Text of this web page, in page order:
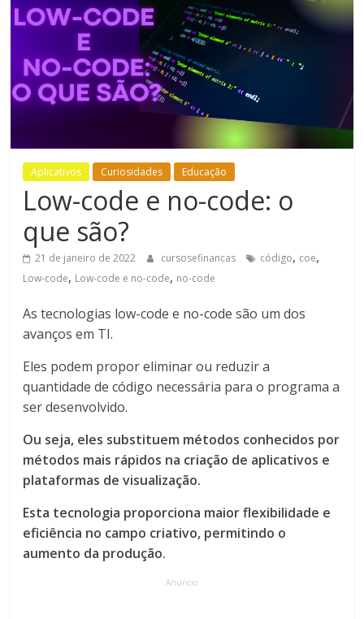
Estar
Aplicativos Curiosidades Educação
Low-code e no-code: o
que são?
21 de janeiro de 2022 cursosefinancas código, coe,
Low-code, Low-code e no-code, no-code
As tecnologias low-code e no-code são um dos
avanços em TI.
Eles podem propor eliminar ou reduzir a
quantidade de código necessária para o programa a
ser desenvolvido.
Ou seja, eles substituem métodos conhecidos por
métodos mais rápidos na criação de aplicativos e
plataformas de visualização.
Esta tecnologia proporciona maior flexibilidade e
eficiência no campo criativo, permitindo o
aumento da produção.
Anúncio